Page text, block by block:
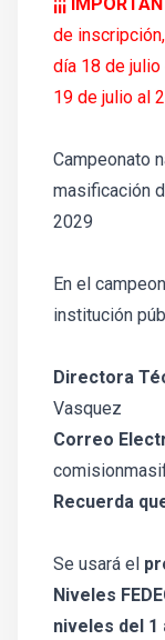
de
día 18 de
19 de julio al
Campeonato
masificación
2029
En el
institución
Directora
Vasquez
Correo
Recuerda
Se usará el
Niveles
niveles del 1